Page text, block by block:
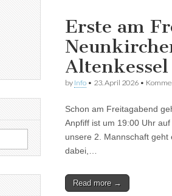
Erste am
Altenkessel
by Info • 23. April 2026 •
Schon am Freitagabend
Anpfiff ist um 19:00 Uhr
unsere 2. Mannschaft geht
dabei,…
Read more →